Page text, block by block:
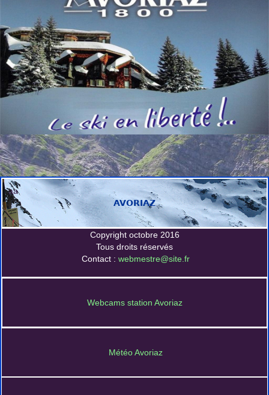
aa
AVORIAZ
Copyright octobre 2016
Tous droits réservés
Contact : webmestre@site.fr
Webcams station Avoriaz
Météo Avoriaz